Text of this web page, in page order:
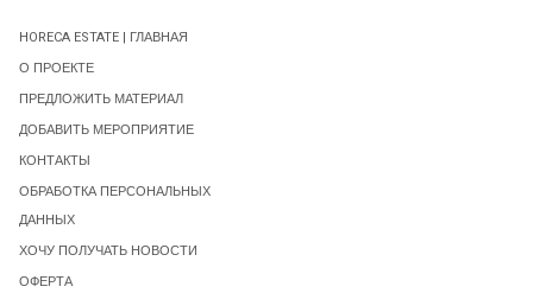
HORECA ESTATE | ГЛАВНАЯ
О ПРОЕКТЕ
ПРЕДЛОЖИТЬ МАТЕРИАЛ
ДОБАВИТЬ МЕРОПРИЯТИЕ
КОНТАКТЫ
ОБРАБОТКА ПЕРСОНАЛЬНЫХ
ДАННЫХ
ХОЧУ ПОЛУЧАТЬ НОВОСТИ
ОФЕРТА